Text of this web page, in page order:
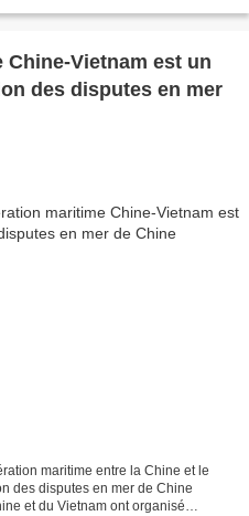
Vietnam est un
des disputes en mer
maritime entre la Chine et le
des disputes en mer de Chine
et du Vietnam ont organisé